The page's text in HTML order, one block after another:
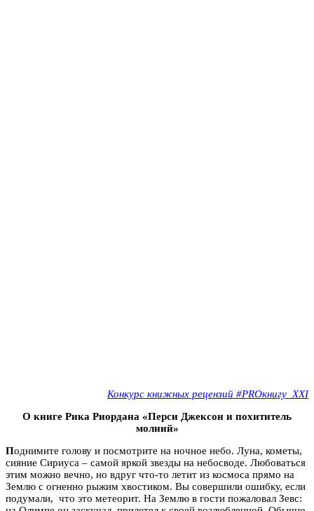
Конкурс книжных рецензий #PROкнигу_XXI
О книге Рика Риордана «Перси Джексон и похититель
молний»
Поднимите голову и посмотрите на ночное небо. Луна, кометы,
сияние Сириуса – самой яркой звезды на небосводе. Любоваться
этим можно вечно, но вдруг что-то летит из космоса прямо на
Землю с огненно рыжим хвостиком. Вы совершили ошибку, если
подумали, что это метеорит. На Землю в гости пожаловал Зевс: